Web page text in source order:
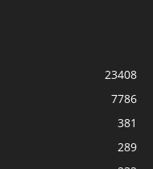
23408
7786
381
289